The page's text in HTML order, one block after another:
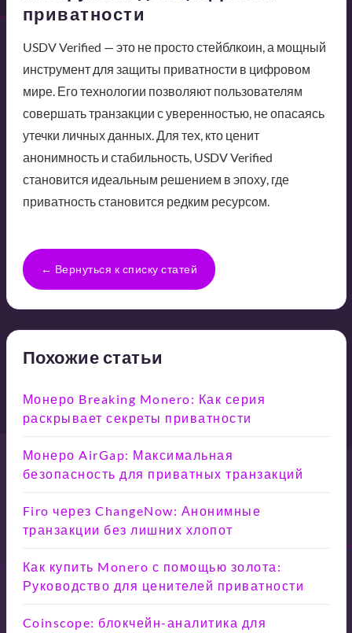
приватности
USDV Verified — это не просто стейблкоин, а мощный
инструмент для защиты приватности в цифровом
мире. Его технологии позволяют пользователям
совершать транзакции с уверенностью, не опасаясь
утечки личных данных. Для тех, кто ценит
анонимность и стабильность, USDV Verified
становится идеальным решением в эпоху, где
приватность становится редким ресурсом.
← Вернуться к списку статей
Похожие статьи
Монеро Breaking Monero: Как серия
раскрывает секреты приватности
Монеро AirGap: Максимальная
безопасность для приватных транзакций
Firo через ChangeNow: Анонимные
транзакции без лишних хлопот
Как купить Monero с помощью золота:
Руководство для ценителей приватности
Coinscope: блокчейн-аналитика для